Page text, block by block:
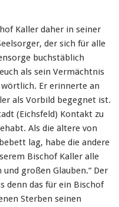
Kaller daher in seiner
der sich für alle
buchstäblich
als sein Vermächtnis
wörtlich. Er erinnerte an
als Vorbild begegnet ist.
(Eichsfeld) Kontakt zu
Als die ältere von
lag, habe die andere
Bischof Kaller alle
großen Glauben.“ Der
denn das für ein Bischof
Sterben seinen